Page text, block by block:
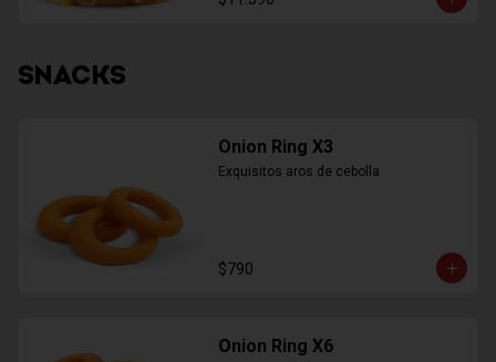
SNACKS
Onion Ring X3
Exquisitos aros de cebolla
$790
Onion Ring X6